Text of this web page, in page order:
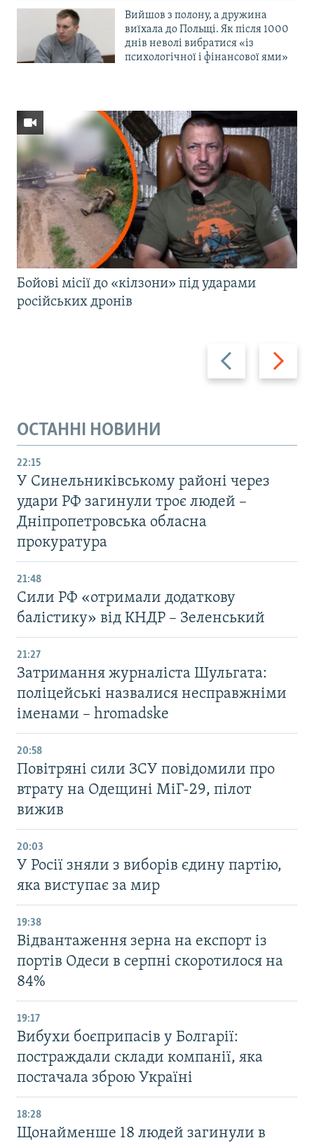
Вийшов з полону, а дружина
виїхала до Польщі. Як після 1000
днів неволі вибратися «із
психологічної і фінансової ями»
Назад Вперед
Бойові місії до «кілзони» під ударами
російських дронів
ОСТАННІ НОВИНИ
22:15
У Синельниківському районі через
удари РФ загинули троє людей –
Дніпропетровська обласна
прокуратура
21:48
Сили РФ «отримали додаткову
балістику» від КНДР – Зеленський
21:27
Затримання журналіста Шульгата:
поліцейські назвалися несправжніми
іменами – hromadske
20:58
Повітряні сили ЗСУ повідомили про
втрату на Одещині МіГ-29, пілот
вижив
20:03
У Росії зняли з виборів єдину партію,
яка виступає за мир
19:38
Відвантаження зерна на експорт із
портів Одеси в серпні скоротилося на
84%
19:17
Вибухи боєприпасів у Болгарії:
постраждали склади компанії, яка
постачала зброю Україні
18:28
Щонайменше 18 людей загинули в